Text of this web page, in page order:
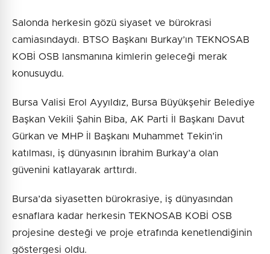
Salonda herkesin gözü siyaset ve bürokrasi
camiasındaydı. BTSO Başkanı Burkay’ın TEKNOSAB
KOBİ OSB lansmanına kimlerin geleceği merak
konusuydu.
Bursa Valisi Erol Ayyıldız, Bursa Büyükşehir Belediye
Başkan Vekili Şahin Biba, AK Parti İl Başkanı Davut
Gürkan ve MHP İl Başkanı Muhammet Tekin’in
katılması, iş dünyasının İbrahim Burkay’a olan
güvenini katlayarak arttırdı.
Bursa’da siyasetten bürokrasiye, iş dünyasından
esnaflara kadar herkesin TEKNOSAB KOBİ OSB
projesine desteği ve proje etrafında kenetlendiğinin
göstergesi oldu.